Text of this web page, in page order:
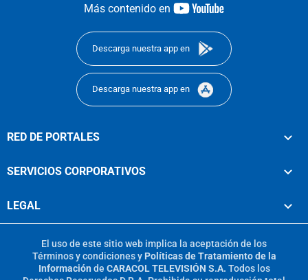
Más contenido en
youtube-
Descarga nuestra app en
Descarga nuestra app en
RED DE PORTALES
SERVICIOS CORPORATIVOS
LEGAL
El uso de este sitio web implica la aceptación de los
Términos y condicionesy Políticas de Tratamiento de la
Información de CARACOL TELEVISIÓN S.A. Todos los